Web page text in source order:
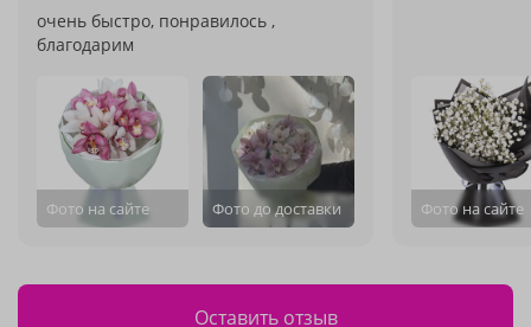
очень быстро, понравилось ,
благодарим
Фото на сайте Фото до доставки Фото на сайте
Оставить отзыв